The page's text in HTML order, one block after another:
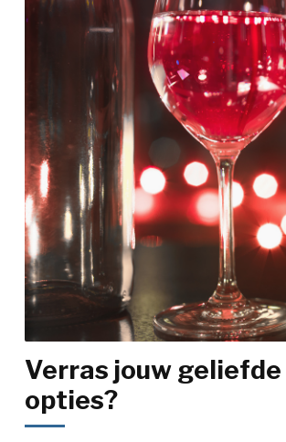
Verras jouw
opties?